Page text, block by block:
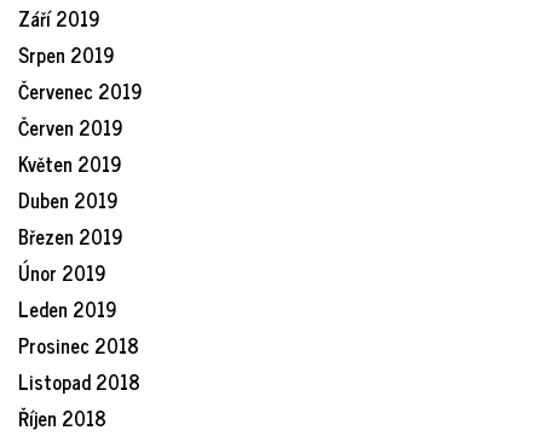
Září 2019
Srpen 2019
Červenec 2019
Červen 2019
Květen 2019
Duben 2019
Březen 2019
Únor 2019
Leden 2019
Prosinec 2018
Listopad 2018
Říjen 2018